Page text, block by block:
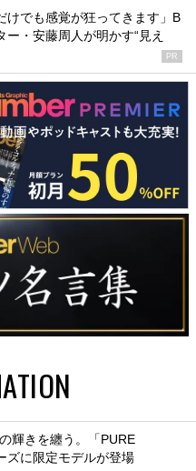
けでも感覚が狂ってきます」B
ー・安藤周人が明かす“見え
PR
輝きを纏う。「PURE
ズに限定モデルが登場